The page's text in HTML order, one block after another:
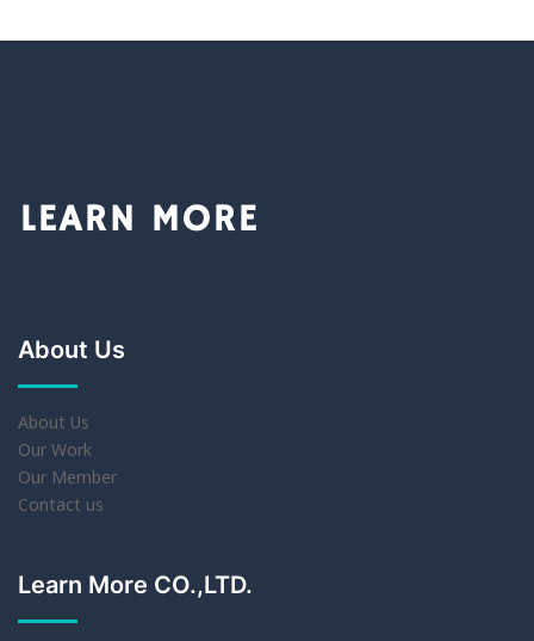
About Us
About Us
Our Work
Our Member
Contact us
Learn More CO.,LTD.